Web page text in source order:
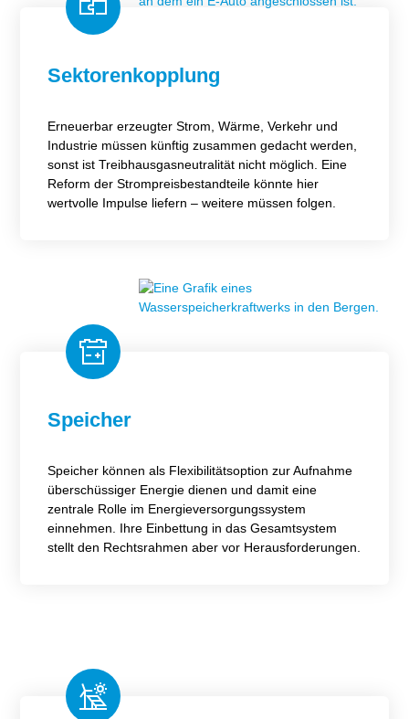
Sektorenkopplung
Erneuerbar erzeugter Strom, Wärme, Verkehr und
Industrie müssen künftig zusammen gedacht werden,
sonst ist Treibhausgasneutralität nicht möglich. Eine
Reform der Strompreisbestandteile könnte hier
wertvolle Impulse liefern – weitere müssen folgen.
Speicher
Speicher können als Flexibilitätsoption zur Aufnahme
überschüssiger Energie dienen und damit eine
zentrale Rolle im Energieversorgungssystem
einnehmen. Ihre Einbettung in das Gesamtsystem
stellt den Rechtsrahmen aber vor Herausforderungen.